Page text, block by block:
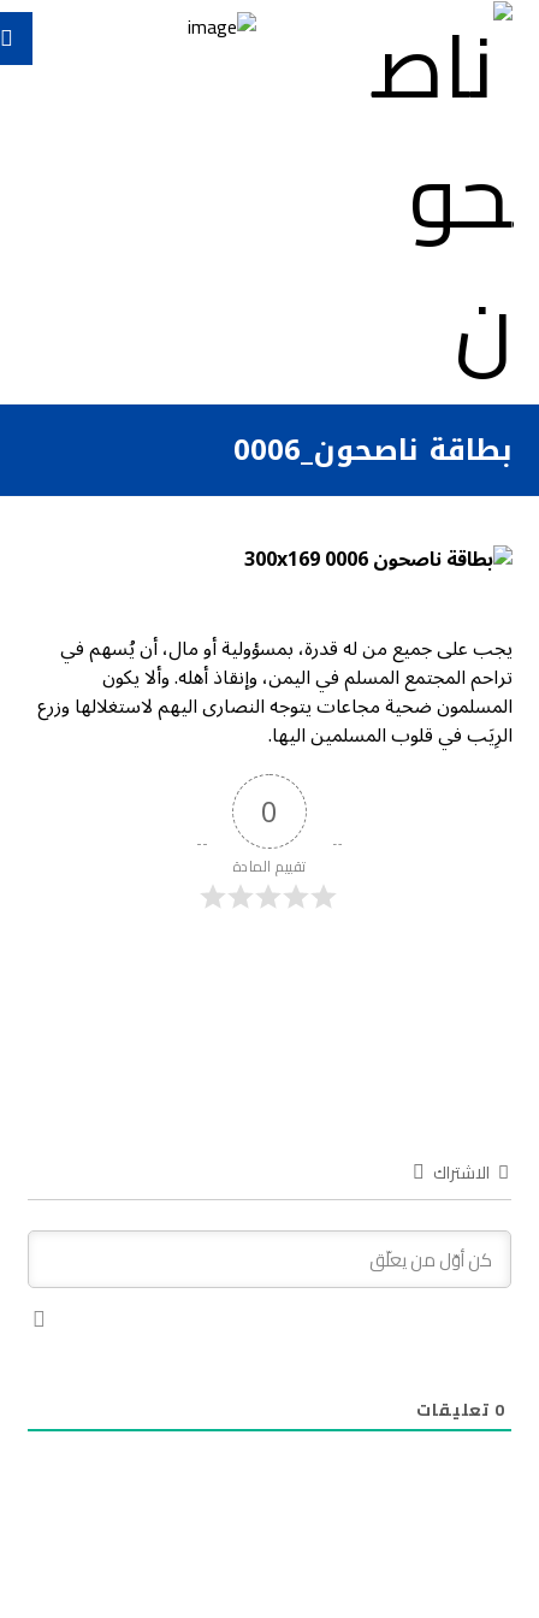
بطاقة ناصحون_0006
يجب على جميع من له قدرة، بمسؤولية أو مال، أن يُسهم في
تراحم المجتمع المسلم في اليمن، وإنقاذ أهله. وألا يكون
المسلمون ضحية مجاعات يتوجه النصارى اليهم لاستغلالها وزرع
الرِيَب في قلوب المسلمين اليها.
0
تقييم المادة
الاشتراك
0 تعليقات